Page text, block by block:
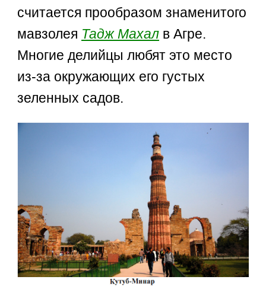
считается прообразом знаменитого
мавзолея Тадж Махал в Агре.
Многие делийцы любят это место
из-за окружающих его густых
зеленных садов.